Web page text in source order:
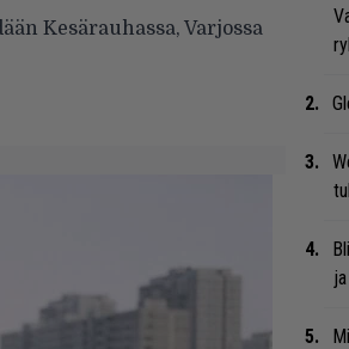
Kesärauhassa, Varjossa